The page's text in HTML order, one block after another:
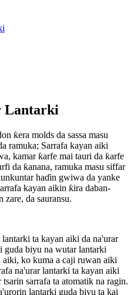
Lantarki
ƙera molds da sassa masu
ramuka; Sarrafa kayan aiki
kamar ƙarfe mai tauri da ƙarfe
da ƙanana, ramuka masu siffar
haɗin gwiwa da yanke
kayan aikin ƙira daban-
zare, da sauransu.
ta kayan aiki da na'urar
guda biyu na wutar lantarki
aiki, ko kuma a caji ruwan aiki
na'urar lantarki ta kayan aiki
sarrafa ta atomatik na ragin.
lantarki guda biyu ta kai